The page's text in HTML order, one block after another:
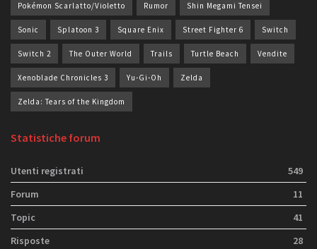
Pokémon Scarlatto/Violetto Rumor Shin Megami Tensei
Sonic Splatoon 3 Square Enix Street Fighter 6 Switch
Switch 2 The Outer World Trails Turtle Beach Vendite
Xenoblade Chronicles 3 Yu-Gi-Oh Zelda
Zelda: Tears of the Kingdom
Statistiche forum
Utenti registrati
549
Forum
11
Topic
41
Risposte
28